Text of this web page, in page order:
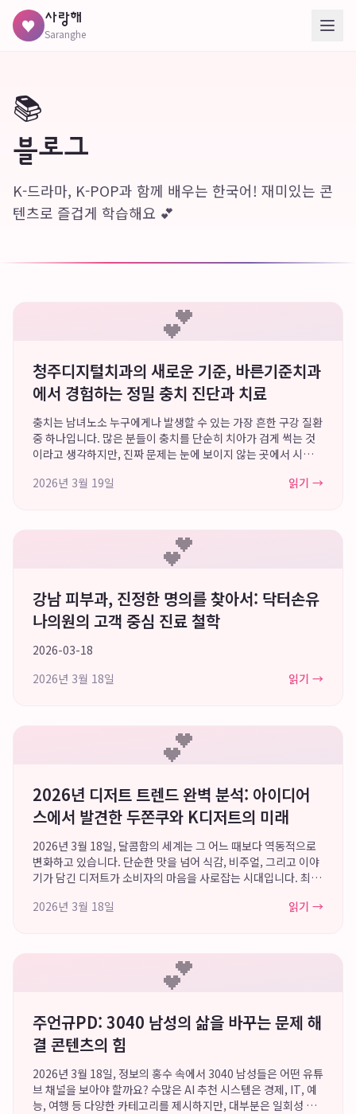
♥ 사랑해
Saranghe
📚
블로그
K-드라마, K-POP과 함께 배우는 한국어! 재미있는 콘
텐츠로 즐겁게 학습해요 💕
💕
청주디지털치과의 새로운 기준, 바른기준치과
에서 경험하는 정밀 충치 진단과 치료
충치는 남녀노소 누구에게나 발생할 수 있는 가장 흔한 구강 질환
중 하나입니다. 많은 분들이 충치를 단순히 치아가 검게 썩는 것
이라고 생각하지만, 진짜 문제는 눈에 보이지 않는 곳에서 시작된
아의 미세한 균열 속에서 ...
2026년 3월 19일 읽기 →
💕
강남 피부과, 진정한 명의를 찾아서: 닥터손유
나의원의 고객 중심 진료 철학
2026-03-18
2026년 3월 18일
읽기 →
💕
2026년 디저트 트렌드 완벽 분석: 아이디어
스에서 발견한 두쫀쿠와 K디저트의 미래
2026년 3월 18일, 달콤함의 세계는 그 어느 때보다 역동적으로
변화하고 있습니다. 단순한 맛을 넘어 식감, 비주얼, 그리고 이야
기가 담긴 디저트가 소비자의 마음을 사로잡는 시대입니다. 최근
식감'과 '전통의 현대...
2026년 3월 18일 읽기 →
💕
주언규PD: 3040 남성의 삶을 바꾸는 문제 해
결 콘텐츠의 힘
2026년 3월 18일, 정보의 홍수 속에서 3040 남성들은 어떤 유튜
브 채널을 보아야 할까요? 수많은 AI 추천 시스템은 경제, IT, 예
능, 여행 등 다양한 카테고리를 제시하지만, 대부분은 일회성 정